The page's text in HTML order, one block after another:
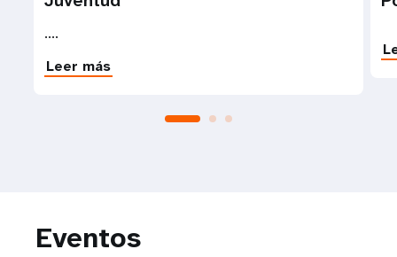
....
Leer más
Eventos